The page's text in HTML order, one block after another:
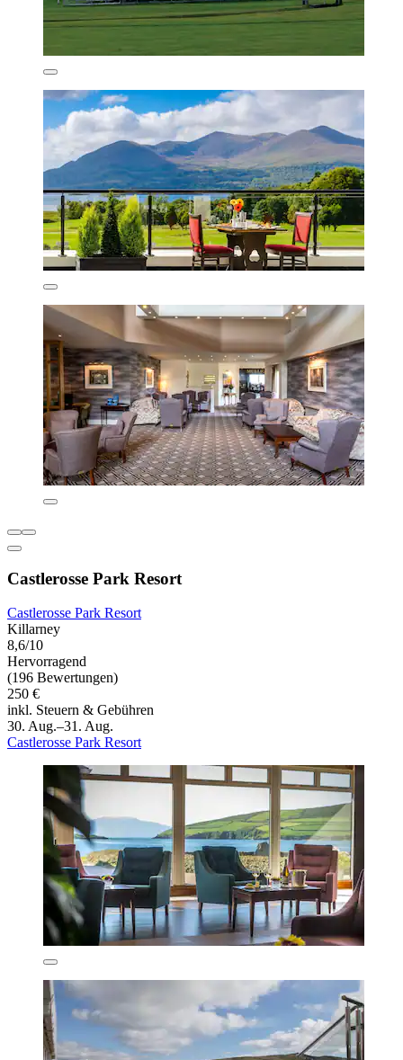
Castlerosse Park Resort
Castlerosse Park Resort
Killarney
8,6/10
Hervorragend
(196 Bewertungen)
250 €
inkl. Steuern & Gebühren
30. Aug.–31. Aug.
Castlerosse Park Resort